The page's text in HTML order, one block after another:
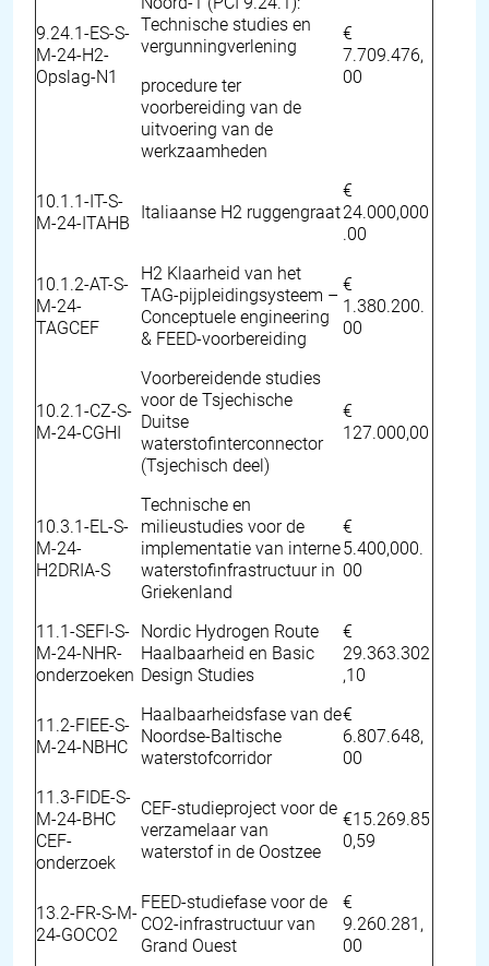
9.24.1-ES-S-
M-24-H2-
Opslag-N1
Technische studies en
vergunningverlening
procedure ter
voorbereiding van de
uitvoering van de
werkzaamheden
€
7.709.476,
00
10.1.1-IT-S-
M-24-ITAHB
Italiaanse H2 ruggengraat
€
24.000,000
.00
10.1.2-AT-S-
M-24-
TAGCEF
H2 Klaarheid van het
TAG-pijpleidingsysteem –
Conceptuele engineering
& FEED-voorbereiding
€
1.380.200.
00
10.2.1-CZ-S-
M-24-CGHI
Voorbereidende studies
voor de Tsjechische
Duitse
waterstofinterconnector
(Tsjechisch deel)
€
127.000,00
10.3.1-EL-S-
M-24-
H2DRIA-S
Technische en
milieustudies voor de
implementatie van interne
waterstofinfrastructuur in
Griekenland
€
5.400,000.
00
11.1-SEFI-S-
M-24-NHR-
onderzoeken
Nordic Hydrogen Route
Haalbaarheid en Basic
Design Studies
€
29.363.302
,10
11.2-FIEE-S-
M-24-NBHC
Haalbaarheidsfase van de
Noordse-Baltische
waterstofcorridor
€
6.807.648,
00
11.3-FIDE-S-
M-24-BHC
CEF-
onderzoek
CEF-studieproject voor de
verzamelaar van
waterstof in de Oostzee
€15.269.85
0,59
13.2-FR-S-M-
24-GOCO2
FEED-studiefase voor de
CO2-infrastructuur van
Grand Ouest
€
9.260.281,
00